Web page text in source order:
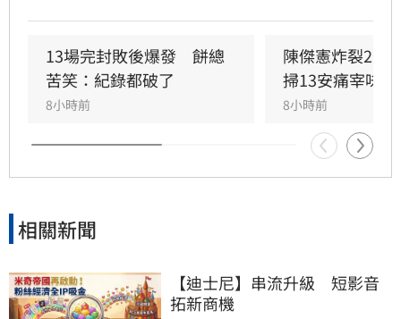
13場完封敗後爆發　餅總
苦笑：紀錄都破了
8小時前
陳傑憲炸裂2分
掃13安痛宰味全
8小時前
相關新聞
【迪士尼】串流升級　短影音
拓新商機